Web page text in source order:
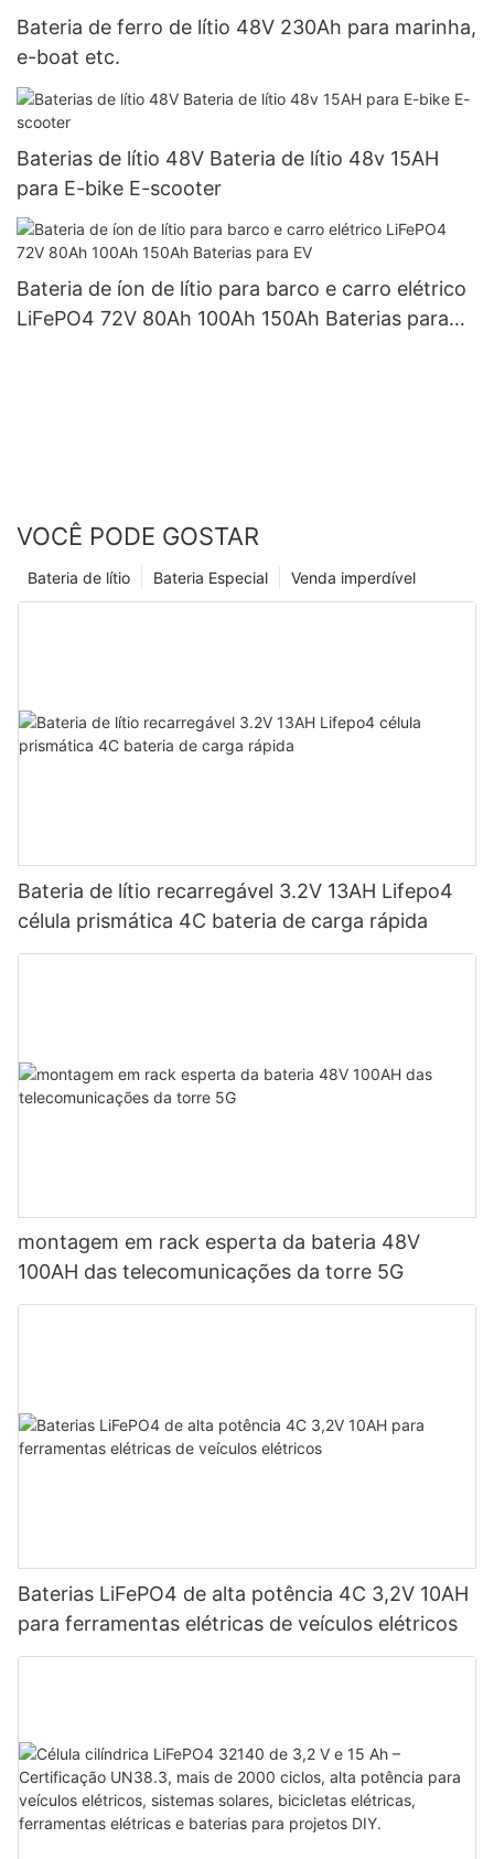
Bateria de ferro de lítio 48V 230Ah para marinha,
e-boat etc.
Baterias de lítio 48V Bateria de lítio 48v 15AH
para E-bike E-scooter
Bateria de íon de lítio para barco e carro elétrico
LiFePO4 72V 80Ah 100Ah 150Ah Baterias para
VOCÊ PODE GOSTAR
Venda imperdível
Bateria Especial
Bateria de lítio
Bateria de lítio recarregável 3.2V 13AH Lifepo4
célula prismática 4C bateria de carga rápida
montagem em rack esperta da bateria 48V
100AH ​​das telecomunicações da torre 5G
Baterias LiFePO4 de alta potência 4C 3,2V 10AH
para ferramentas elétricas de veículos elétricos